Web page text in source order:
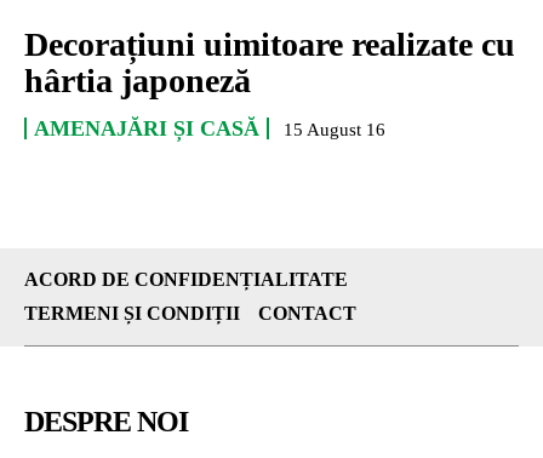
Decorațiuni uimitoare realizate cu
hârtia japoneză
AMENAJĂRI ȘI CASĂ 15 August 16
ACORD DE CONFIDENȚIALITATE
TERMENI ȘI CONDIȚII
CONTACT
DESPRE NOI